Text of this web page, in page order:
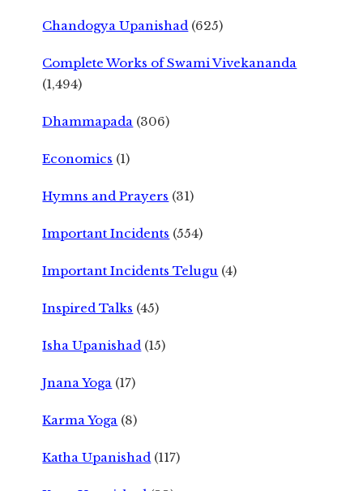
Chandogya Upanishad (625)
Complete Works of Swami Vivekananda
(1,494)
Dhammapada (306)
Economics (1)
Hymns and Prayers (31)
Important Incidents (554)
Important Incidents Telugu (4)
Inspired Talks (45)
Isha Upanishad (15)
Jnana Yoga (17)
Karma Yoga (8)
Katha Upanishad (117)